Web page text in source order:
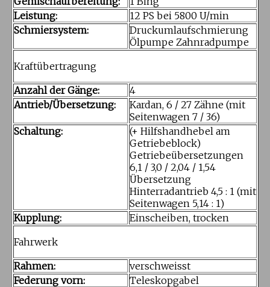
Leistung:
12 PS bei 5800 U/min
Schmiersystem:
Druckumlaufschmierung
Ölpumpe Zahnradpumpe
Kraftübertragung
Anzahl der Gänge:
4
Antrieb/Übersetzung:
Kardan, 6 / 27 Zähne (mit
Seitenwagen 7 / 36)
Schaltung:
(+ Hilfshandhebel am
Getriebeblock)
Getriebeübersetzungen
6,1 / 3,0 / 2,04 / 1,54
Übersetzung
Hinterradantrieb 4,5 : 1 (mit
Seitenwagen 5,14 : 1)
Kupplung:
Einscheiben, trocken
Fahrwerk
Rahmen:
verschweisst
Federung vorn:
Teleskopgabel